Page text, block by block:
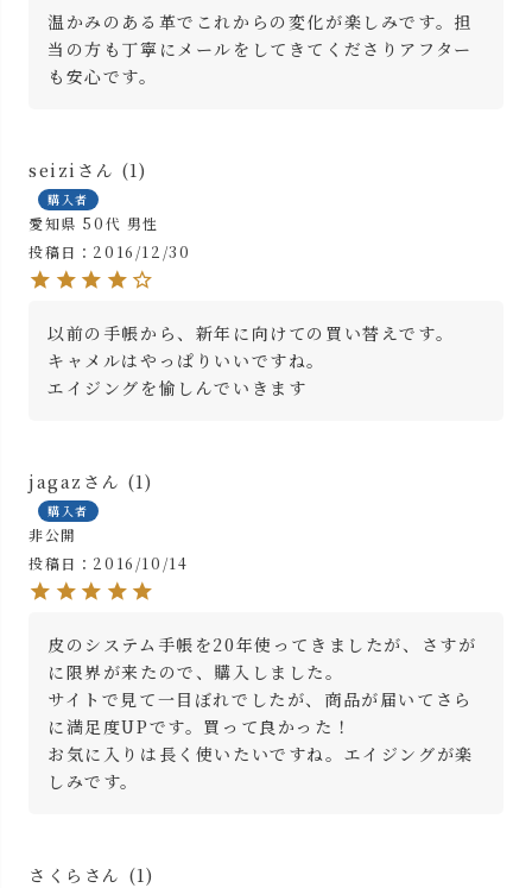
温かみのある革でこれからの変化が楽しみです。担
当の方も丁寧にメールをしてきてくださりアフター
も安心です。
seizi 1
購入者
愛知県 50代 男性
投稿日
2016/12/30
以前の手帳から、新年に向けての買い替えです。
キャメルはやっぱりいいですね。
エイジングを愉しんでいきます
jagaz 1
購入者
非公開
投稿日
2016/10/14
皮のシステム手帳を20年使ってきましたが、さすが
に限界が来たので、購入しました。
サイトで見て一目ぼれでしたが、商品が届いてさら
に満足度UPです。買って良かった！
お気に入りは長く使いたいですね。エイジングが楽
しみです。
さくら 1